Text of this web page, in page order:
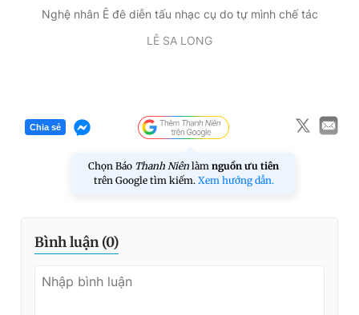
Nghệ nhân Ê đê diễn tấu nhạc cụ do tự mình chế tác
LÊ SA LONG
Chia sẻ
Chọn Báo Thanh Niên làm nguồn ưu tiên
trên Google tìm kiếm. Xem hướng dẫn.
Bình luận (0)